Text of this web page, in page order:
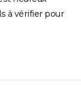
à vérifier pour